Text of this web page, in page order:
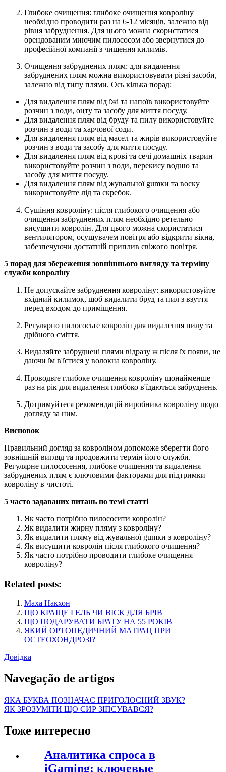
Глибоке очищення: глибоке очищення ковроліну
необхідно проводити раз на 6-12 місяців, залежно від
рівня забруднення. Для цього можна скористатися
орендованим миючим пилососом або звернутися до
професійної компанії з чищення килимів.
Очищення забруднених плям: для видалення
забруднених плям можна використовувати різні засоби,
залежно від типу плями. Ось кілька порад:
Для видалення плям від їжі та напоїв використовуйте
розчин з води, оцту та засобу для миття посуду.
Для видалення плям від бруду та пилу використовуйте
розчин з води та харчової соди.
Для видалення плям від масел та жирів використовуйте
розчин з води та засобу для миття посуду.
Для видалення плям від крові та сечі домашніх тварин
використовуйте розчин з води, перекису водню та
засобу для миття посуду.
Для видалення плям від жувальної gumки та воску
використовуйте лід та скребок.
Сушіння ковроліну: після глибокого очищення або
очищення забруднених плям необхідно ретельно
висушити ковролін. Для цього можна скористатися
вентилятором, осушувачем повітря або відкрити вікна,
забезпечуючи достатній приплив свіжого повітря.
5 порад для збереження зовнішнього вигляду та терміну
служби ковроліну
Не допускайте забруднення ковроліну: використовуйте
вхідний килимок, щоб видалити бруд та пил з взуття
перед входом до приміщення.
Регулярно пилососьте ковролін для видалення пилу та
дрібного сміття.
Видаляйте забруднені плями відразу ж після їх появи, не
даючи їм в'їстися у волокна ковроліну.
Проводьте глибоке очищення ковроліну щонайменше
раз на рік для видалення глибоко в'їдаються забруднень.
Дотримуйтеся рекомендацій виробника ковроліну щодо
догляду за ним.
Висновок
Правильний догляд за ковроліном допоможе зберегти його
зовнішній вигляд та продовжити термін його служби.
Регулярне пилососення, глибоке очищення та видалення
забруднених плям є ключовими факторами для підтримки
ковроліну в чистоті.
5 часто задаваних питань по темі статті
Як часто потрібно пилососити ковролін?
Як видалити жирну пляму з ковроліну?
Як видалити пляму від жувальної gumки з ковроліну?
Як висушити ковролін після глибокого очищення?
Як часто потрібно проводити глибоке очищення
ковроліну?
Related posts:
Маха Накхон
ЩО КРАЩЕ ГЕЛЬ ЧИ ВІСК ДЛЯ БРІВ
ЩО ПОДАРУВАТИ БРАТУ НА 55 РОКІВ
ЯКИЙ ОРТОПЕДИЧНИЙ МАТРАЦ ПРИ
ОСТЕОХОНДРОЗІ?
Довідка
Navegação de artigos
ЯКА БУКВА ПОЗНАЧАЄ ПРИГОЛОСНИЙ ЗВУК?
ЯК ЗРОЗУМІТИ ЩО СИР ЗІПСУВАВСЯ?
Тоже интересно
Аналитика спроса в
iGaming: ключевые